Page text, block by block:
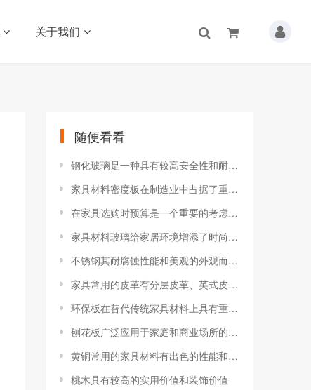
关于我们
随便看看
钢化玻璃是一种具有较高安全性和耐用性的家具材料
家具材料密度板在制造业中占据了重要的地位
在家具选购时预算是一个重要的考虑因素
家具材料玻璃给家居环境增添了时尚的气息
不锈钢其耐腐蚀性能和美观的外观而备受青睐
家具常用的皮革有分层皮革、英式皮革、硬皮革
环保板在替代传统家具材料上具有重要的意义
刨花板广泛应用于家庭和商业场所的家具制造中
黄铜常用的家具材料有出色的性能和优点
桃木具有较高的实用价值和装饰价值